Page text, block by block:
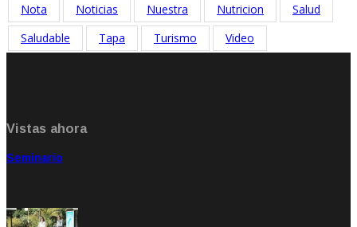
Nota
Noticias Nuestra Nutricion
Salud
Saludable
Tapa Turismo Video
Vistas ahora
Seminario